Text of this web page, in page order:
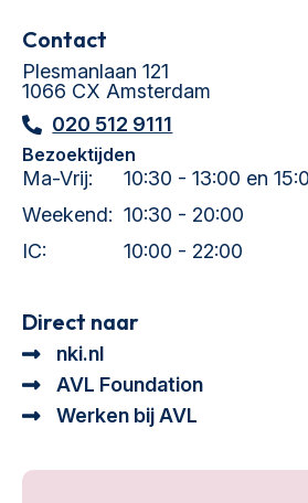
Contact
Plesmanlaan 121
1066 CX Amsterdam
020 512 9111
Bezoektijden
Ma-Vrij:
10:30 - 13:00 en
Weekend: 10:30 - 20:00
IC:
10:00 - 22:00
Direct naar
nki.nl
AVL Foundation
Werken bij AVL